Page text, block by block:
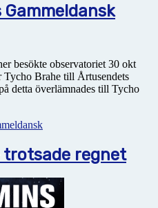
besökte observatoriet 30 okt
Tycho Brahe till Årtusendets
detta överlämnades till Tycho
regnet